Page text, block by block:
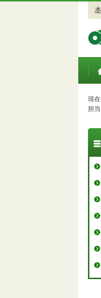
ト
現在
担当